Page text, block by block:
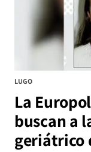
LUGO
La
buscan a
geriátrico